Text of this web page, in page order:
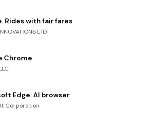
Rides with fair fares
LTD
Chrome
Edge: AI browser
Corporation